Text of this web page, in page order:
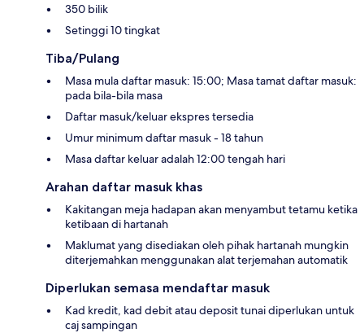
350 bilik
Setinggi 10 tingkat
Tiba/Pulang
Masa mula daftar masuk: 15:00; Masa tamat daftar masuk:
pada bila-bila masa
Daftar masuk/keluar ekspres tersedia
Umur minimum daftar masuk - 18 tahun
Masa daftar keluar adalah 12:00 tengah hari
Arahan daftar masuk khas
Kakitangan meja hadapan akan menyambut tetamu ketika
ketibaan di hartanah
Maklumat yang disediakan oleh pihak hartanah mungkin
diterjemahkan menggunakan alat terjemahan automatik
Diperlukan semasa mendaftar masuk
Kad kredit, kad debit atau deposit tunai diperlukan untuk
caj sampingan